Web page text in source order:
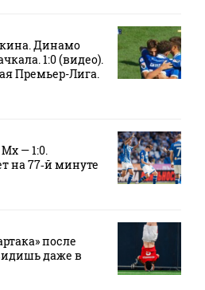
Динамо
1:0 (видео).
Премьер-Лига.
— 1:0.
на 77‑й минуте
после
даже в